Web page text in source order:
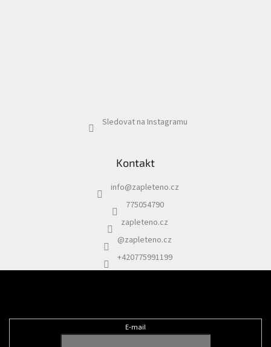
Sledovat na Instagramu
Kontakt
info@zapleteno.cz
775054790
zapleteno.cz
@zapleteno.cz
+420775991199
E-mail